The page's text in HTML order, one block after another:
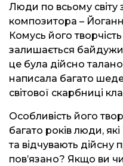
Люди по всьому світу
композитора –
Комусь його
залишається
це була дійсно
написала багато
світової скарбниці
Особливість його
багато років люди,
та відчувають дійсну
пов’язано? Якщо ви